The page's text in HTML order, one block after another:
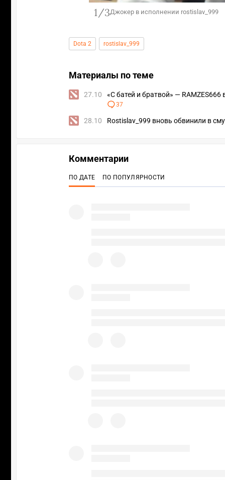
1/3Джокер в исполнении rostislav_999
Dota 2 rostislav_999
Материалы по теме
27.10 «С батей и братвой» —
37
28.10 Rostislav_999 вновь обвинили в
Комментарии
ПО ДАТЕ ПО ПОПУЛЯРНОСТИ